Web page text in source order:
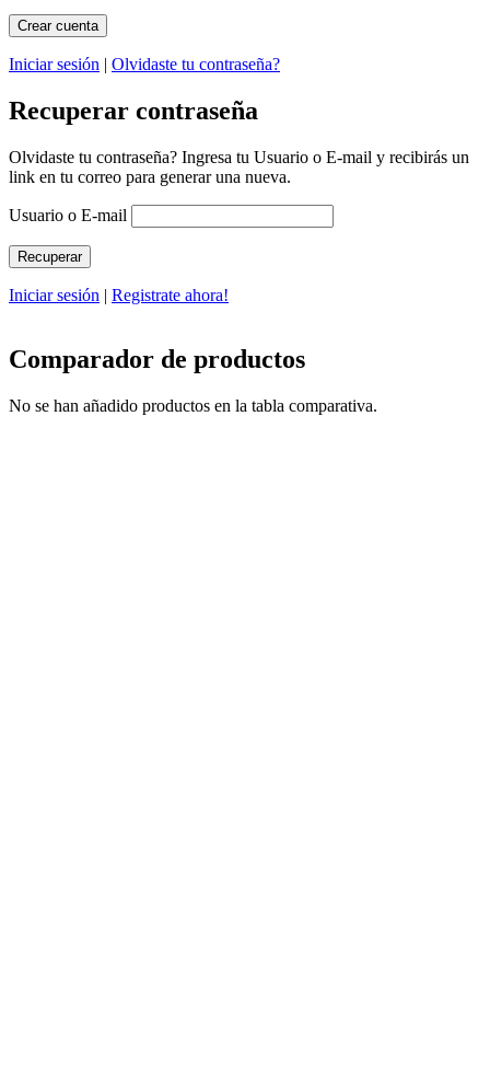
Iniciar sesión | Olvidaste tu contraseña?
Recuperar contraseña
Olvidaste tu contraseña? Ingresa tu Usuario o E-mail y recibirás un
link en tu correo para generar una nueva.
Usuario o E-mail
Iniciar sesión | Registrate ahora!